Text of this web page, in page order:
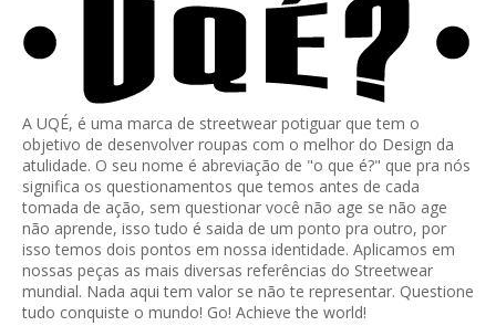
A UQÉ, é uma marca de streetwear potiguar que tem o
objetivo de desenvolver roupas com o melhor do Design da
atulidade. O seu nome é abreviação de "o que é?" que pra nós
significa os questionamentos que temos antes de cada
tomada de ação, sem questionar você não age se não age
não aprende, isso tudo é saida de um ponto pra outro, por
isso temos dois pontos em nossa identidade. Aplicamos em
nossas peças as mais diversas referências do Streetwear
mundial. Nada aqui tem valor se não te representar. Questione
tudo conquiste o mundo! Go! Achieve the world!